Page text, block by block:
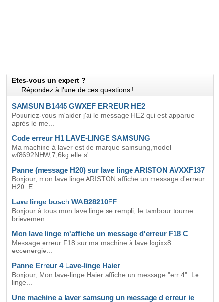
Etes-vous un expert ?
Répondez à l'une de ces questions !
SAMSUN B1445 GWXEF ERREUR HE2
Pouuriez-vous m'aider j'ai le message HE2 qui est apparue
après le me...
Code erreur H1 LAVE-LINGE SAMSUNG
Ma machine à laver est de marque samsung,model
wf8692NHW,7,6kg.elle s'...
Panne (message H20) sur lave linge ARISTON AVXXF137
Bonjour, mon lave linge ARISTON affiche un message d'erreur
H20. E...
Lave linge bosch WAB28210FF
Bonjour à tous mon lave linge se rempli, le tambour tourne
brievemen...
Mon lave linge m'affiche un message d'erreur F18 C
Message erreur F18 sur ma machine à lave logixx8
ecoenergie...
Panne Erreur 4 Lave-linge Haier
Bonjour, Mon lave-linge Haier affiche un message "err 4". Le
linge...
Une machine a laver samsung un message d erreur ie